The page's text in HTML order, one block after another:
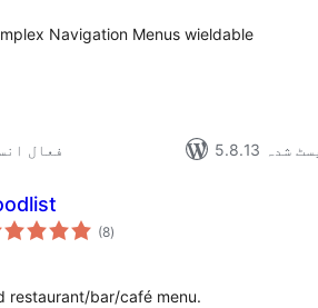
Navigation Menus wieldable
20+ فعال
شدہ
(8مجموعی
درجہ
)
restaurant/bar/café menu.